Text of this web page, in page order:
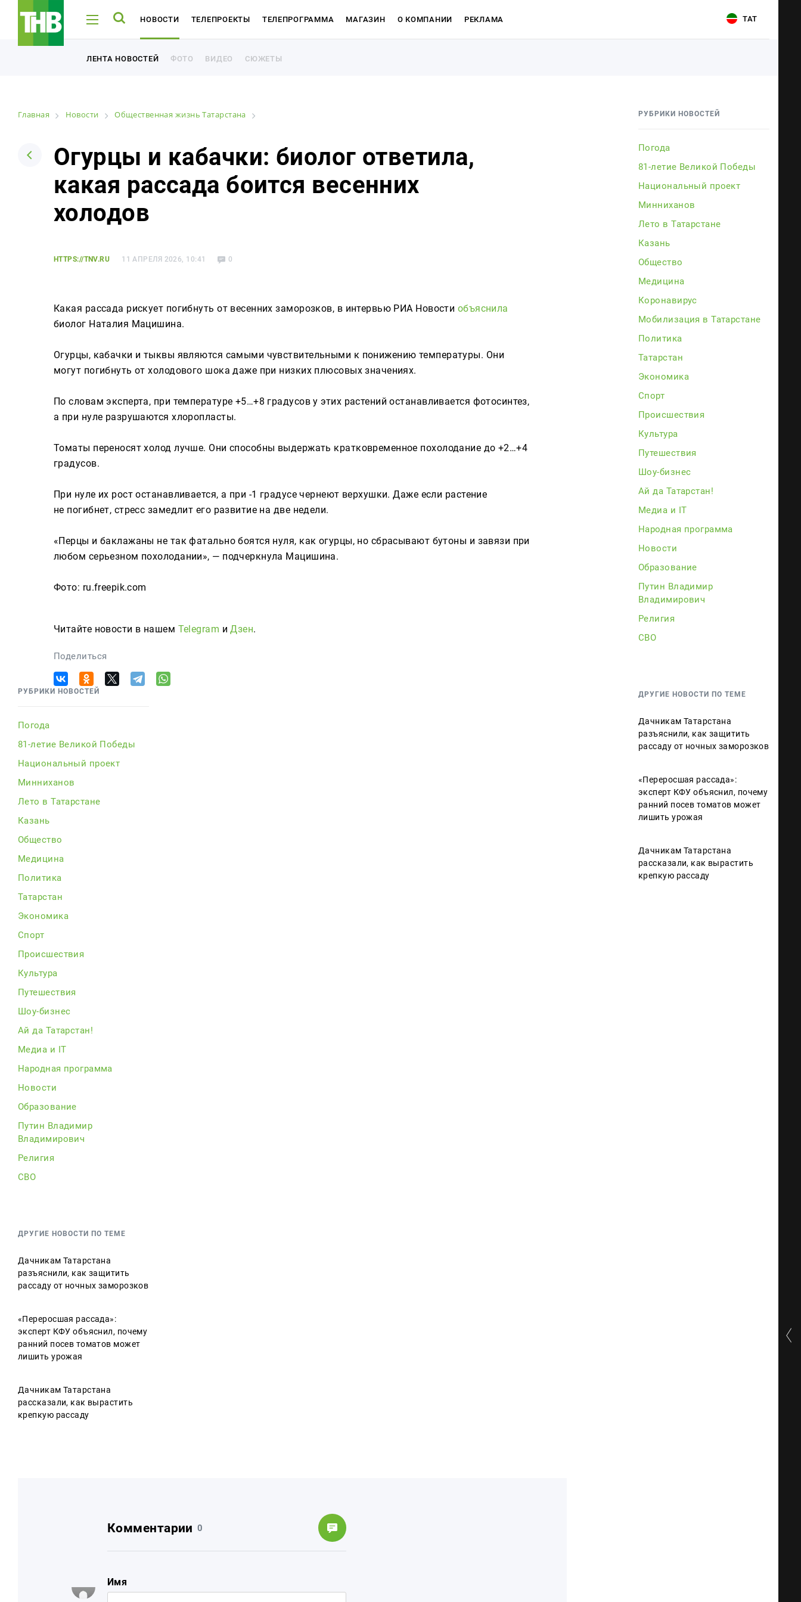
НОВОСТИ
ЛЕНТА НОВОСТЕЙ ФОТО ВИДЕО СЮЖЕТЫ
ТЕЛЕПРОЕКТЫ ТЕЛЕПРОГРАММА
ТНВ-ТАТАРСТАН ТНВ-ПЛАНЕТА
МАГАЗИН О КОМПАНИИ РЕКЛАМА ТАТ
ЛЕНТА НОВОСТЕЙ ФОТО ВИДЕО СЮЖЕТЫ
Лента новостей
Видео
Телепроекты
ТНВ-Татарстан
Реклама
Главная Новости Общественная жизнь Татарстана
Огурцы и кабачки: биолог ответила,
какая рассада боится весенних
холодов
HTTPS://TNV.RU 11 АПРЕЛЯ 2026, 10:41 0
Какая рассада рискует погибнуть от весенних заморозков, в интервью РИА Новости объяснила
биолог Наталия Мацишина.
Огурцы, кабачки и тыквы являются самыми чувствительными к понижению температуры. Они
могут погибнуть от холодового шока даже при низких плюсовых значениях.
По словам эксперта, при температуре +5…+8 градусов у этих растений останавливается фотосинтез,
а при нуле разрушаются хлоропласты.
Томаты переносят холод лучше. Они способны выдержать кратковременное похолодание до +2…+4
градусов.
При нуле их рост останавливается, а при -1 градусе чернеют верхушки. Даже если растение
не погибнет, стресс замедлит его развитие на две недели.
«Перцы и баклажаны не так фатально боятся нуля, как огурцы, но сбрасывают бутоны и завязи при
любом серьезном похолодании», — подчеркнула Мацишина.
Фото: ru.freepik.com
Читайте новости в нашем Telegram иДзен.
Поделиться
РУБРИКИ НОВОСТЕЙ
Погода
81-летие Великой Победы
Национальный проект
Минниханов
Лето в Татарстане
Казань
Общество
Медицина
Политика
Татарстан
Экономика
Спорт
Происшествия
Культура
Путешествия
Шоу-бизнес
Ай да Татарстан!
Медиа и IT
Народная программа
Новости
Образование
Путин Владимир
Владимирович
Религия
СВО
ДРУГИЕ НОВОСТИ ПО ТЕМЕ
Дачникам Татарстана
разъяснили, как защитить
рассаду от ночных заморозков
«Переросшая рассада»:
эксперт КФУ объяснил, почему
ранний посев томатов может
лишить урожая
Дачникам Татарстана
рассказали, как вырастить
крепкую рассаду
Комментарии 0
Имя
РУБРИКИ НОВОСТЕЙ
Погода
81-летие Великой Победы
Национальный проект
Минниханов
Лето в Татарстане
Казань
Общество
Медицина
Коронавирус
Мобилизация в Татарстане
Политика
Татарстан
Экономика
Спорт
Происшествия
Культура
Путешествия
Шоу-бизнес
Ай да Татарстан!
Медиа и IT
Народная программа
Новости
Образование
Путин Владимир
Владимирович
Религия
СВО
ДРУГИЕ НОВОСТИ ПО ТЕМЕ
Дачникам Татарстана
разъяснили, как защитить
рассаду от ночных заморозков
«Переросшая рассада»:
эксперт КФУ объяснил, почему
ранний посев томатов может
лишить урожая
Дачникам Татарстана
рассказали, как вырастить
крепкую рассаду